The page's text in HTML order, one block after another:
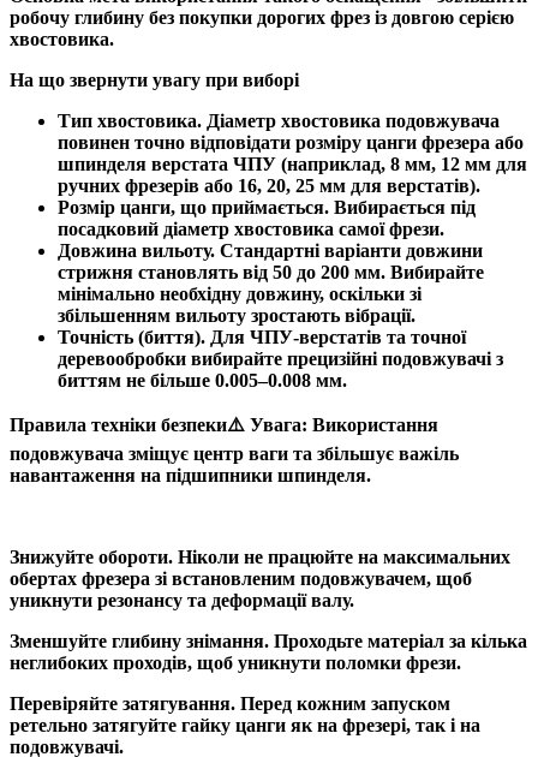
робочу глибину без покупки дорогих фрез із довгою серією
хвостовика.
На що звернути увагу при виборі
Тип хвостовика. Діаметр хвостовика подовжувача
повинен точно відповідати розміру цанги фрезера або
шпинделя верстата ЧПУ (наприклад, 8 мм, 12 мм для
ручних фрезерів або 16, 20, 25 мм для верстатів).
Розмір цанги, що приймається. Вибирається під
посадковий діаметр хвостовика самої фрези.
Довжина вильоту. Стандартні варіанти довжини
стрижня становлять від 50 до 200 мм. Вибирайте
мінімально необхідну довжину, оскільки зі
збільшенням вильоту зростають вібрації.
Точність (биття). Для ЧПУ-верстатів та точної
деревообробки вибирайте прецизійні подовжувачі з
биттям не більше 0.005–0.008 мм.
Правила техніки безпеки⚠️ Увага: Використання
подовжувача зміщує центр ваги та збільшує важіль
навантаження на підшипники шпинделя.
Знижуйте обороти. Ніколи не працюйте на максимальних
обертах фрезера зі встановленим подовжувачем, щоб
уникнути резонансу та деформації валу.
Зменшуйте глибину знімання. Проходьте матеріал за кілька
неглибоких проходів, щоб уникнути поломки фрези.
Перевіряйте затягування. Перед кожним запуском
ретельно затягуйте гайку цанги як на фрезері, так і на
подовжувачі.